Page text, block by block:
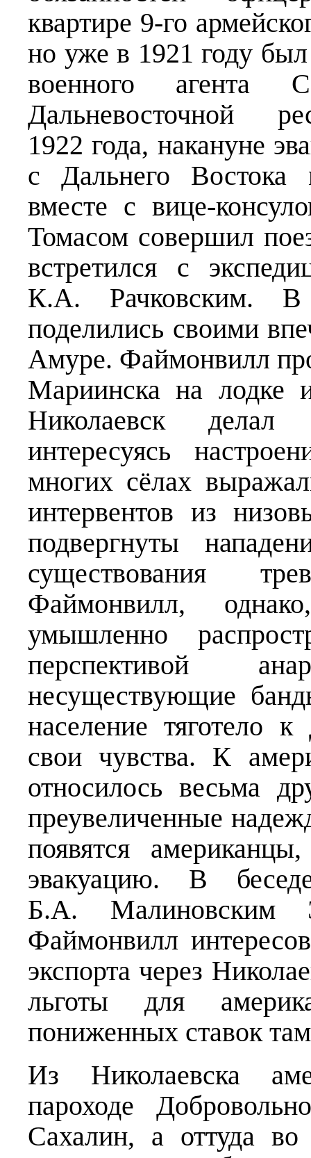
квартире 9-го
но уже в 1921 году был
военного агента
Дальневосточной
1922 года, накануне
с Дальнего
вместе с вице-
Томасом совершил
встретился с
К.А. Рачковским. В
поделились своими
Амуре. Файмонвилл
Мариинска на
Николаевск
интересуясь
многих сёлах
интервентов из
подвергнуты
существования
Файмонвилл,
умышленно
перспективой
несуществующие
население тяготело
свои чувства. К
относилось весьма
преувеличенные
появятся
эвакуацию. В
Б.А. Малиновским
Файмонвилл
экспорта через
льготы для
пониженных ставок
Из Николаевска
пароходе
Сахалин, а оттуда во